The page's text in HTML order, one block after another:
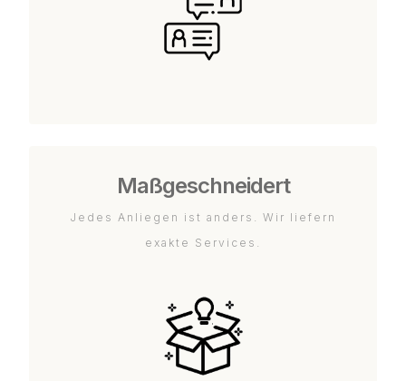
Maßgeschneidert
Jedes Anliegen ist anders. Wir liefern
exakte Services.